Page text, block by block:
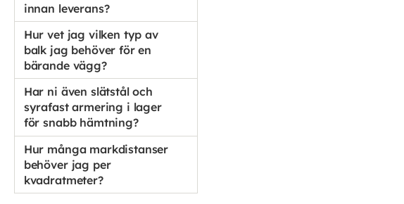
innan leverans?
Hur vet jag vilken typ av
balk jag behöver för en
bärande vägg?
Har ni även slätstål och
syrafast armering i lager
för snabb hämtning?
Hur många markdistanser
behöver jag per
kvadratmeter?